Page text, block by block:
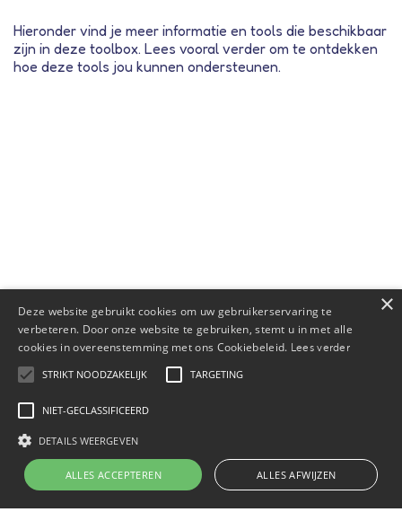
Hieronder vind je meer informatie en tools die beschikbaar
zijn in deze toolbox. Lees vooral verder om te ontdekken
hoe deze tools jou kunnen ondersteunen.
×
Deze website gebruikt cookies om uw gebruikerservaring te
verbeteren. Door onze website te gebruiken, stemt u in met alle
cookies in overeenstemming met ons Cookiebeleid. Lees verder
STRIKT NOODZAKELIJK TARGETING
NIET-GECLASSIFICEERD
DETAILS WEERGEVEN
ALLES ACCEPTEREN ALLES AFWIJZEN